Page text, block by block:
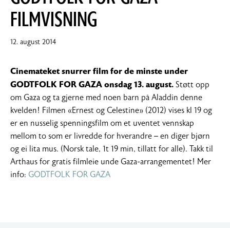
FILMVISNING
12. august 201412.
Cinemateket snurrer film for de minste under
GODTFOLK FOR GAZA onsdag 13. august. Støtt opp
om Gaza og ta gjerne med noen barn på Aladdin denne
kvelden! Filmen «Ernest og Celestine» (2012) vises kl 19 og
er en nusselig spenningsfilm om et uventet vennskap
mellom to som er livredde for hverandre – en diger bjørn
og ei lita mus. (Norsk tale, 1t 19 min, tillatt for alle). Takk til
Arthaus for gratis filmleie unde Gaza-arrangementet! Mer
info: GODTFOLK FOR GAZA